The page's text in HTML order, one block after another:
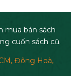
mua bán sách
cuốn sách cũ.
Đông Hoà,